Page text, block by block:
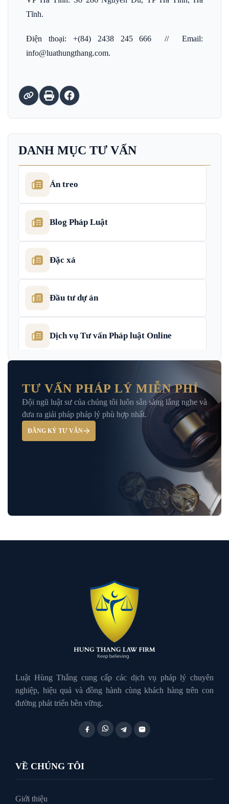
DANH MỤC TƯ VẤN
Án treo
Blog Pháp Luật
Đặc xá
Đầu tư dự án
Dịch vụ Tư vấn Pháp luật Online
Giải Đáp – Tư Vấn Pháp Luật Hình Sự
Hỏi đáp và tư vấn pháp luật
Luật Bảo Hiểm Xã Hội
Luật Giao Thông
Luật Hành Chính
Luật Hôn Nhân Gia Đình
TƯ VẤN PHÁP LÝ MIỄN PHÍ
Đội ngũ luật sư của chúng tôi luôn sẵn sàng lắng nghe và
đưa ra giải pháp pháp lý phù hợp nhất.
ĐĂNG KÝ TƯ VẤN
Tĩnh.
Điện thoại: +(84) 2438 245 666 // Email:
info@luathungthang.com.
Luật Hùng Thắng cung cấp các dịch vụ pháp lý chuyên
nghiệp, hiệu quả và đồng hành cùng khách hàng trên con
đường phát triển bền vững.
VỀ CHÚNG TÔI
Giới thiệu